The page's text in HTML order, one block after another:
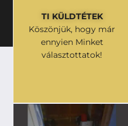
TI KÜLDTÉTEK
Köszönjük, hogy már
ennyien Minket
választottatok!